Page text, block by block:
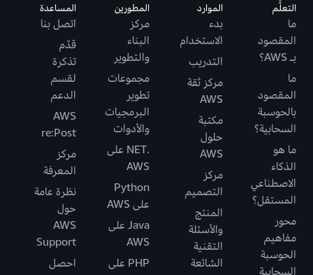
التعلُّم
ما
المقصود
بـ AWS؟
ما
المقصود
بالحوسبة
السحابية؟
ما هو
الذكاء
الاصطناعي
المستقل؟
محور
مفاهيم
الحوسبة
الموارد
بدء
الاستخدام
التدريب
مركز ثقة
AWS
مكتبة
حلول
AWS
مركز
التصميم
المنتج
والأسئلة
التقنية
الشائعة
المطورين
مركز
البناء
والتطوير
مجموعات
تطوير
البرمجيات
والأدوات
.NET على
AWS
Python
على AWS
Java على
AWS
PHP على
المساعدة
اتصل بنا
قدّم
تذكرة
لقسم
الدعم
AWS
re:Post
مركز
المعرفة
نظرة عامة
حول
AWS
Support
احصل